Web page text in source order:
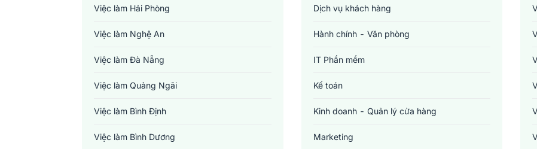
Việc làm Hải Phòng
Việc làm Nghệ An
Việc làm Đà Nẵng
Việc làm Quảng Ngãi
Việc làm Bình Định
Việc làm Bình Dương
Dịch vụ khách hàng
Hành chính - Văn phòng
IT Phần mềm
Kế toán
Kinh doanh - Quản lý cửa hàng
Marketing